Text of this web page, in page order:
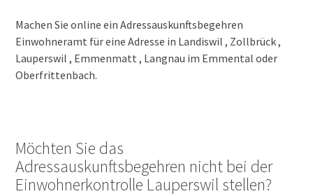
Machen Sie online ein Adressauskunftsbegehren
Einwohneramt für eine Adresse in Landiswil , Zollbrück ,
Lauperswil , Emmenmatt , Langnau im Emmental oder
Oberfrittenbach.
Möchten Sie das
Adressauskunftsbegehren nicht bei der
Einwohnerkontrolle Lauperswil stellen?